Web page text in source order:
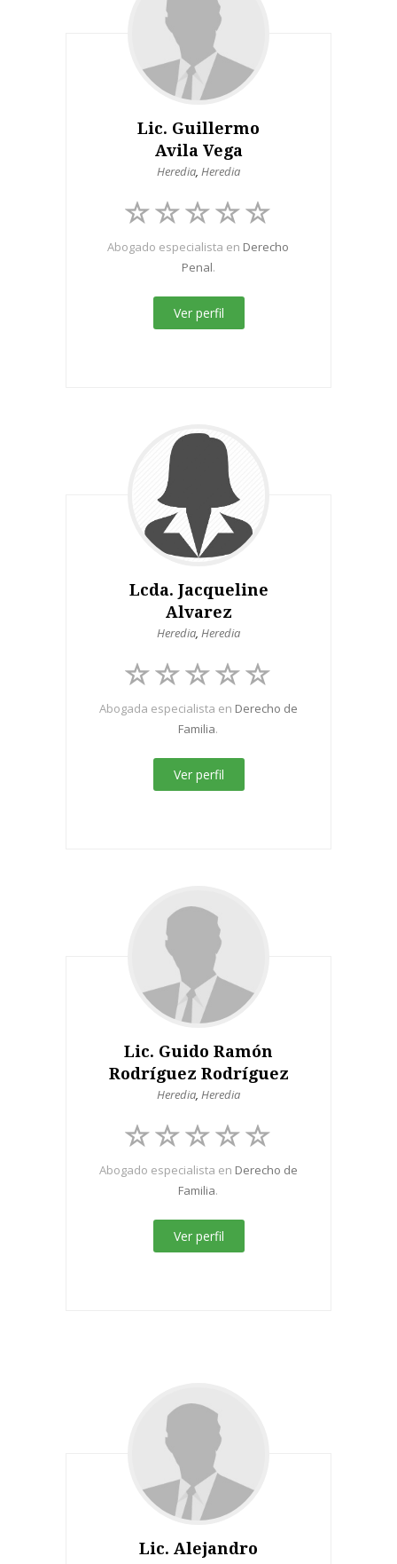
Lic. Guillermo
Avila Vega
Heredia, Heredia
Abogado especialista en Derecho
Penal.
Ver perfil
Lcda. Jacqueline
Alvarez
Heredia, Heredia
Abogada especialista en Derecho de
Familia.
Ver perfil
Lic. Guido Ramón
Rodríguez Rodríguez
Heredia, Heredia
Abogado especialista en Derecho de
Familia.
Ver perfil
Lic. Alejandro